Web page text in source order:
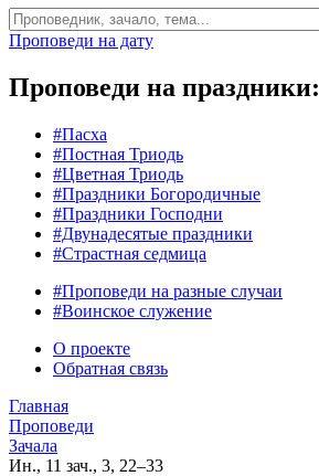
Проповеди на дату
Проповеди на праздники:
#Пасха
#Постная Триодь
#Цветная Триодь
#Праздники Богородичные
#Праздники Господни
#Двунадесятые праздники
#Страстная седмица
#Проповеди на разные случаи
#Воинское служение
О проекте
Обратная связь
Главная
Проповеди
Зачала
Ин., 11 зач., 3, 22–33